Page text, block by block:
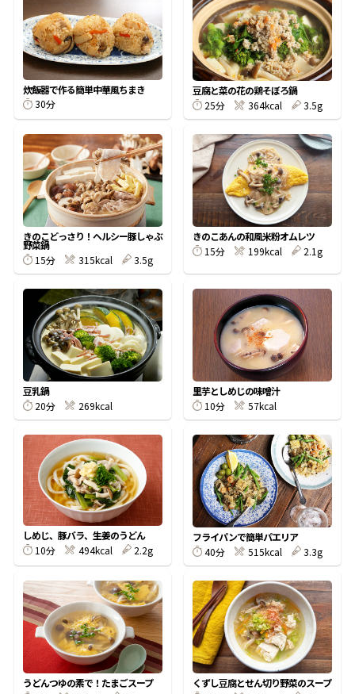
楽チン屋® ストレートつゆ
新鮮一番 『氷熟®』
『踊り節』
鰹節屋の
だしパック
だし粉
商品情報一覧
かつおだしが決め手！簡単茶碗蒸し
炊飯器で作る簡単中華風ちまき
30分
豆腐と菜の花の鶏そぼろ鍋
25分
364kcal 3.5g
きのこどっさり！ヘルシー豚しゃぶ
野菜鍋
15分
315kcal 3.5g
きのこあんの和風米粉オムレツ
15分
199kcal 2.1g
豆乳鍋
20分
269kcal
里芋としめじの味噌汁
10分
57kcal
しめじ、豚バラ、生姜のうどん
10分
494kcal 2.2g
フライパンで簡単パエリア
40分
515kcal 3.3g
うどんつゆの素で！たまごスープ
くずし豆腐とせん切り野菜のスープ